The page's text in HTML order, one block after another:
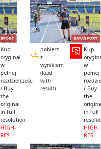
Kup
oryginał
w
pełnej
rozdzielczości
/ Buy
the
original
in full
resolution
HIGH-
RES
pobierz
z
wynikiem
(load
with
result)
Kup
w
pełnej
/ Buy
the
in full
HIGH-
RES